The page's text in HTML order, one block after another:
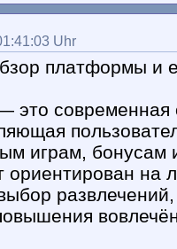
Uhr
платформы и
это современная
играм, бонусам
ориентирован на